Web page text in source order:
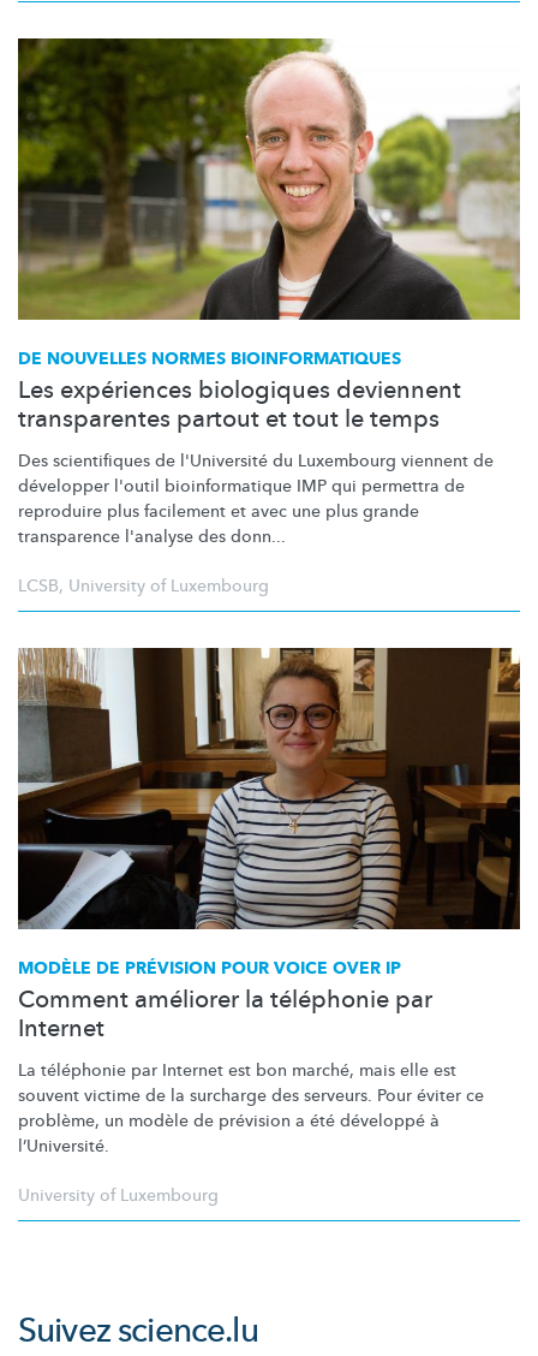
DE NOUVELLES NORMES BIOINFORMATIQUES
Les expériences biologiques deviennent
transparentes partout et tout le temps
Des scientifiques de l'Université du Luxembourg viennent de
développer l'outil bioinformatique IMP qui permettra de
reproduire plus facilement et avec une plus grande
transparence l'analyse des donn...
LCSB, University of Luxembourg
MODÈLE DE PRÉVISION POUR VOICE OVER IP
Comment améliorer la téléphonie par
Internet
La téléphonie par Internet est bon marché, mais elle est
souvent victime de la surcharge des serveurs. Pour éviter ce
problème, un modèle de prévision a été développé à
l’Université.
University of Luxembourg
Suivezscience.lu